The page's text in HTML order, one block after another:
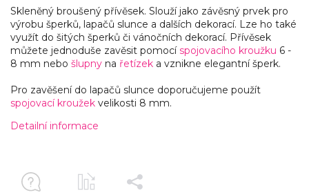
Skleněný broušený přívěsek. Slouží jako závěsný prvek pro
výrobu šperků, lapačů slunce a dalších dekorací. Lze ho také
využít do šitých šperků či vánočních dekorací. Přívěsek
můžete jednoduše zavěsit pomocíspojovacího kroužku 6 -
8 mm nebo šlupny na řetízek a vznikne elegantní šperk.
Pro zavěšení do lapačů slunce doporučujeme použít
spojovací kroužek velikosti 8 mm.
Detailní informace